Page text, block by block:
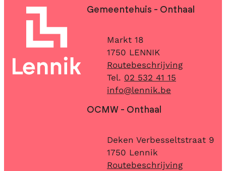
Contact & openingsuren
Gemeentehuis - Onthaal
AdresMarkt 18
,1750 LENNIK
Routebeschrijving
02 532 41 15
E-mailinfo@lennik.be
OCMW - Onthaal
AdresDeken Verbesseltstraat 9
,1750 Lennik
Routebeschrijving